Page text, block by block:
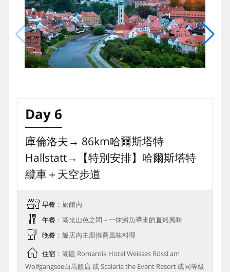
Day 6
庫倫洛夫→ 86km哈爾斯塔特
Hallstatt→【特別安排】哈爾斯塔特
纜⾞＋天空步道
早餐 ：旅館內
午餐 ：湖光山色之間～一抹鱒魚帶來的直烤風味
晚餐 ：飯店內主廚推薦風味料理
住宿：湖區 Romantik Hotel Weisses Rössl am
Wolfgangsee白馬飯店 或 Scalaria the Event Resort 或同等級